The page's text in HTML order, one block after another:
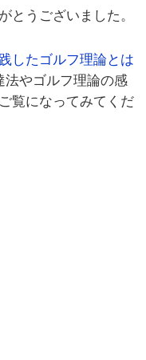
とうございました。
したゴルフ理論とは
法やゴルフ理論の感
覧になってみてくだ